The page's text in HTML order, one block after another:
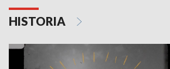
HISTORIA